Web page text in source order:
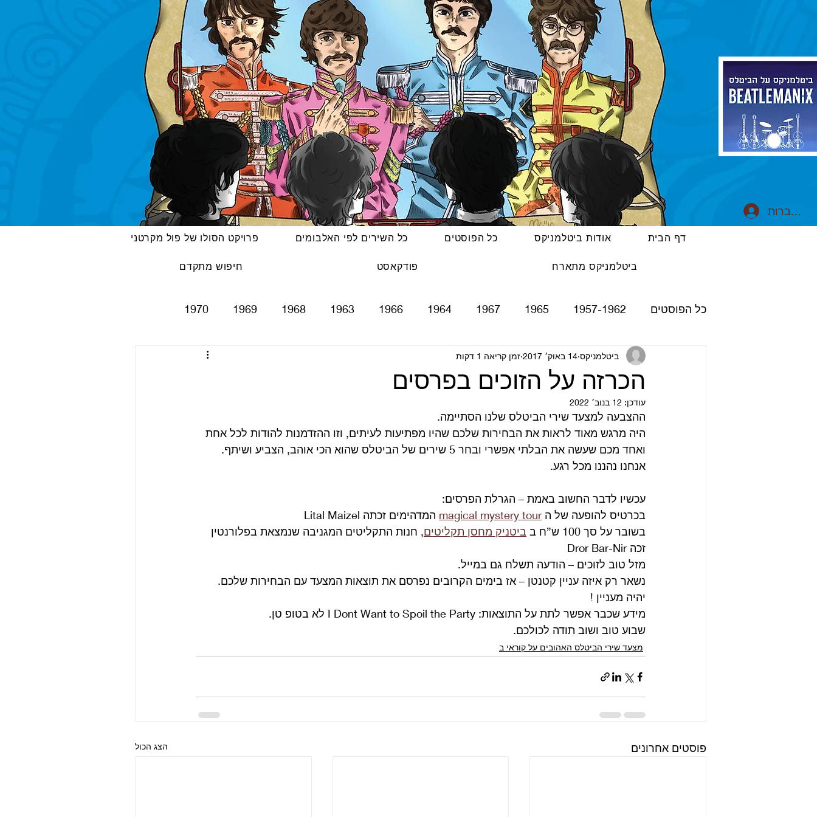
דף הבית אודות ביטלמניקס כל הפוסטים כל השירים לפי האלבומים פרויקט הסולו של פול מקרטני
ביטלמניקס מתארח פודקאסט חיפוש מתקדם
כל הפוסטים 1957-1962
1965
1967
1964
1966
1963
1968
1969
1970
Please Please Me
With The Beatles
A Hard Day's Night
Rubber Soul
Revolver
The Beatles - White Album
Yellow Submarine
Abbey Road
Let It Be
Anthology
קאברים סרטים טלוויזיה רדיו
הכרזה על הזוכים בפרסים
ביטלמניקס 14 באוק׳ 2017 זמן קריאה 1 דקות
עודכן: 12 בנוב׳ 2022
ההצבעה למצעד שירי הביטלס שלנו הסתיימה.
היה מרגש מאוד לראות את הבחירות שלכם שהיו מפתיעות לעיתים, וזו ההזדמנות להודות לכל אחת
ואחד מכם שעשה את הבלתי אפשרי ובחר 5 שירים של הביטלס שהוא הכי אוהב, הצביע ושיתף.
אנחנו נהננו מכל רגע.
עכשיו לדבר החשוב באמת – הגרלת הפרסים:
בכרטיס להופעה של ה magical mystery tour המדהימים זכתה Lital Maizel
בשובר על סך 100 ש”ח ב
ביטניק מחסן תקליטים, חנות התקליטים המגניבה שנמצאת בפלורנטין
זכה Dror Bar-Nir
מזל טוב לזוכים – הודעה תשלח גם במייל.
נשאר רק איזה עניין קטנטן – אז בימים הקרובים נפרסם את תוצאות המצעד עם הבחירות שלכם.
יהיה מעניין !
מידע שכבר אפשר לתת על התוצאות: I Dont Want to Spoil the Party לא בטופ טן.
שבוע טוב ושוב תודה לכולכם.
מצעד שירי הביטלס האהובים על קוראי ב
פוסטים אחרונים הצג הכול